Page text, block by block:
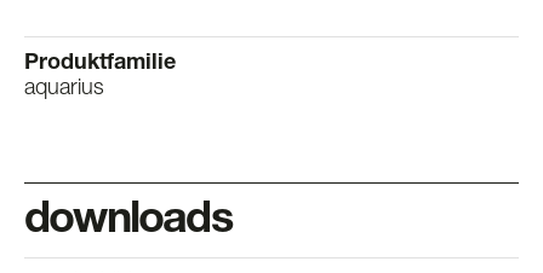
Produktfamilie
aquarius
downloads